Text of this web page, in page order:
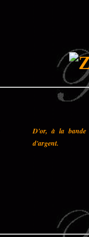
D'or, à la bande
d'argent.